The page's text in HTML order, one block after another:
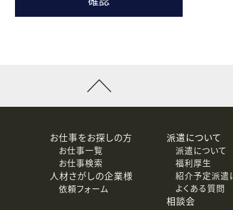
ずれかの方法といたします。
した委託先に、個人情報を委託する場合があります。
的の通知、開示、訂正、追加または削除、利用の停止、
お仕事をお探しの方
お仕事一覧
お仕事検索
人材さがしの企業様
依頼フォーム
派遣について
派遣について
福利厚生
紹介予定派遣
よくある質問
相談会